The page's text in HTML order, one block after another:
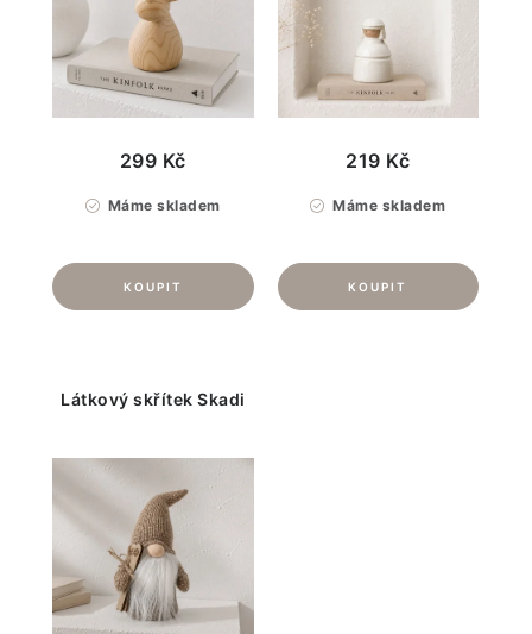
Máme skladem
299 Kč
Máme skladem
219 Kč
Látkový skřítek Skadi